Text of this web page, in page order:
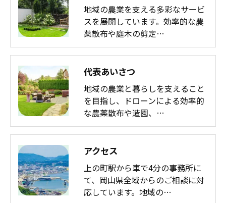
地域の農業を支える多彩なサービ
スを展開しています。効率的な農
薬散布や庭木の剪定…
代表あいさつ
地域の農業と暮らしを支えること
を目指し、ドローンによる効率的
な農薬散布や造園、…
アクセス
上の町駅から車で4分の事務所に
て、岡山県全域からのご相談に対
応しています。地域の…